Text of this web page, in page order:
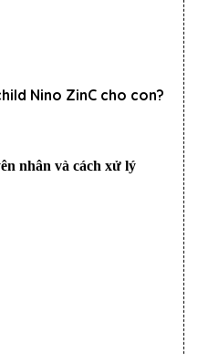
Nino ZinC cho con?